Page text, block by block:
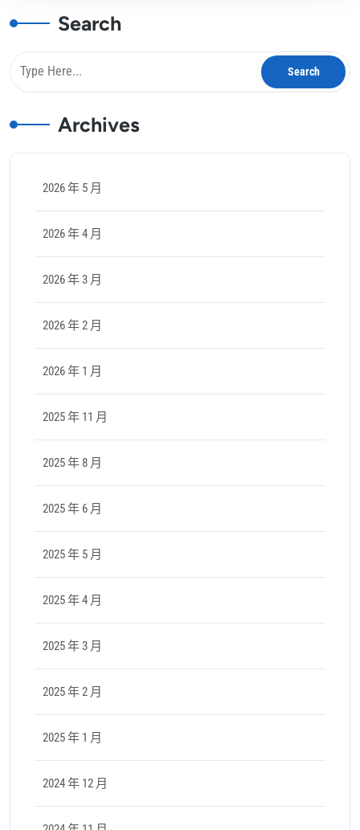
Search
Archives
2026 年 5 月
2026 年 4 月
2026 年 3 月
2026 年 2 月
2026 年 1 月
2025 年 11 月
2025 年 8 月
2025 年 6 月
2025 年 5 月
2025 年 4 月
2025 年 3 月
2025 年 2 月
2025 年 1 月
2024 年 12 月